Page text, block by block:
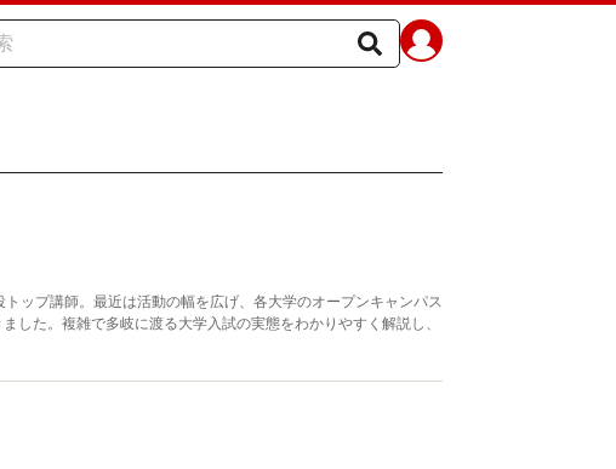
ップ講師。最近は活動の幅を広げ、各大学のオープンキャンパス
した。複雑で多岐に渡る大学入試の実態をわかりやすく解説し、